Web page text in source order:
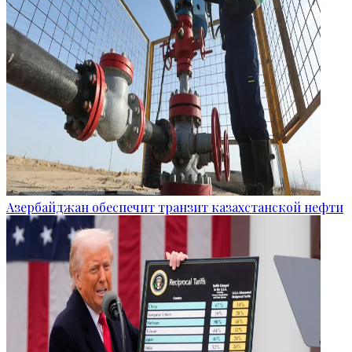
Азербайджан обеспечит транзит казахстанской нефти